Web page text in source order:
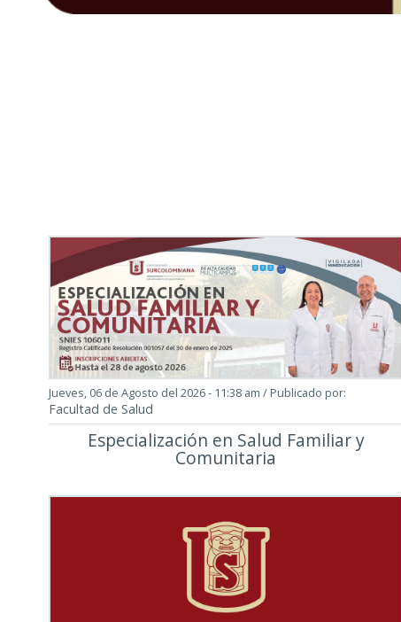
Jueves, 06 de Agosto del 2026 - 11:38 am / Publicado por:
Facultad de Salud
Especialización en Salud Familiar y
Comunitaria